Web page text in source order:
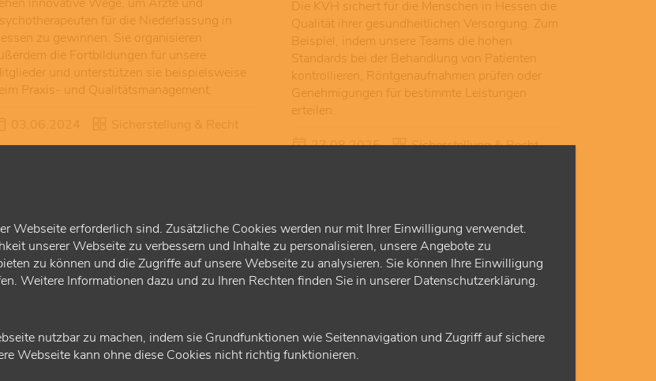
Webseite erforderlich sind. Zusätzliche Cookies werden nur mit Ihrer Einwilligung verwendet.
unserer Webseite zu verbessern und Inhalte zu personalisieren, unsere Angebote zu
zu können und die Zugriffe auf unsere Webseite zu analysieren. Sie können Ihre Einwilligung
Weitere Informationen dazu und zu Ihren Rechten finden Sie in unserer Datenschutzerklärung.
nutzbar zu machen, indem sie Grundfunktionen wie Seitennavigation und Zugriff auf sichere
Webseite kann ohne diese Cookies nicht richtig funktionieren.
für die Niederlassung in
zu gewinnen. Sie organisieren
die Fortbildungen für unsere
und unterstützen sie beispielsweise
Praxis- und Qualitätsmanagement.
Die KVH sichert für die Menschen in Hessen die
Qualität ihrer gesundheitlichen Versorgung. Zum
Beispiel, indem unsere Teams die hohen
Standards bei der Behandlung von Patienten
kontrollieren, Röntgenaufnahmen prüfen oder
Genehmigungen für bestimmte Leistungen
erteilen.
27.08.2025
Sicherstellung & Recht
in Hessen zu sichern. Wir setzen uns
ein, dass es flächendeckend
Haus- und Fachärzte gibt. Die
Teams der Abteilung
Ärzten und Psychotherapeuten und
den regionalen Versorgungsbedarf.